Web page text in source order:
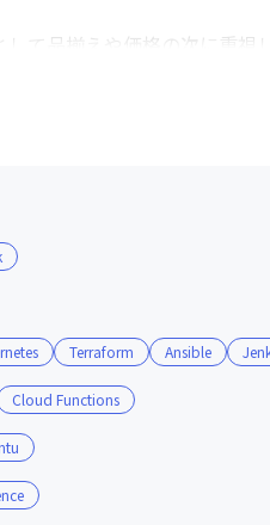
て品揃えや価格の次に重
配信システム・Webシステ
Terraform Ansible
Cloud Functions